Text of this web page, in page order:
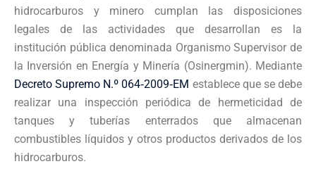
hidrocarburos y minero cumplan las disposiciones
legales de las actividades que desarrollan es la
institución pública denominada Organismo Supervisor de
la Inversión en Energía y Minería (Osinergmin). Mediante
Decreto Supremo N.º 064‐2009‐EM establece que se debe
realizar una inspección periódica de hermeticidad de
tanques y tuberías enterrados que almacenan
combustibles líquidos y otros productos derivados de los
hidrocarburos.